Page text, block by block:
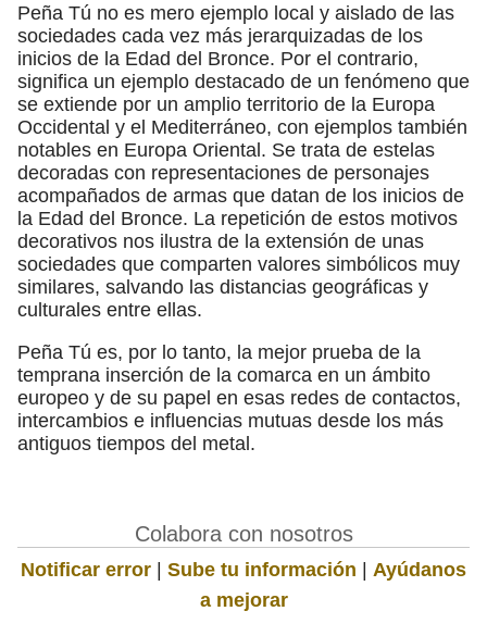
Peña Tú no es mero ejemplo local y aislado de las
sociedades cada vez más jerarquizadas de los
inicios de la Edad del Bronce. Por el contrario,
significa un ejemplo destacado de un fenómeno que
se extiende por un amplio territorio de la Europa
Occidental y el Mediterráneo, con ejemplos también
notables en Europa Oriental. Se trata de estelas
decoradas con representaciones de personajes
acompañados de armas que datan de los inicios de
la Edad del Bronce. La repetición de estos motivos
decorativos nos ilustra de la extensión de unas
sociedades que comparten valores simbólicos muy
similares, salvando las distancias geográficas y
culturales entre ellas.
Peña Tú es, por lo tanto, la mejor prueba de la
temprana inserción de la comarca en un ámbito
europeo y de su papel en esas redes de contactos,
intercambios e influencias mutuas desde los más
antiguos tiempos del metal.
Colabora con nosotros
Notificar error | Sube tu información | Ayúdanos
a mejorar